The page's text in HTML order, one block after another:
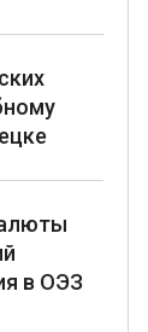
в ОЭЗ